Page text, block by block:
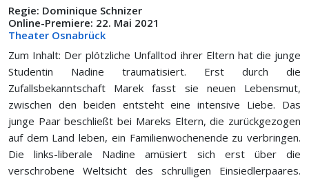
Regie: Dominique Schnizer
Online-Premiere: 22. Mai 2021
Theater Osnabrück
Zum Inhalt: Der plötzliche Unfalltod ihrer Eltern hat die junge
Studentin Nadine traumatisiert. Erst durch die
Zufallsbekanntschaft Marek fasst sie neuen Lebensmut,
zwischen den beiden entsteht eine intensive Liebe. Das
junge Paar beschließt bei Mareks Eltern, die zurückgezogen
auf dem Land leben, ein Familienwochenende zu verbringen.
Die links-liberale Nadine amüsiert sich erst über die
verschrobene Weltsicht des schrulligen Einsiedlerpaares.